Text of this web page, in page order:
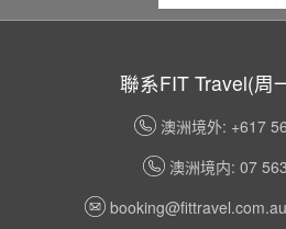
聯系FIT Travel(周
澳洲境外: +617
澳洲境内: 07
booking@fittravel.com.au